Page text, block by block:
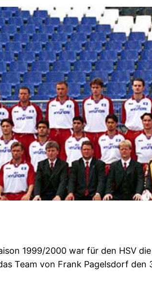
1999/2000 war für den HSV
Team von Frank Pagelsdorf